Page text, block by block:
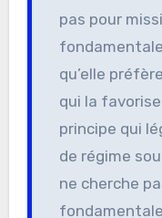
pas pour
qu’elle
qui la
principe qui
de régime
ne cherche